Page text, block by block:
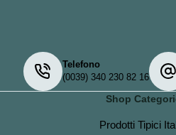
Telefono
(0039) 340 230 82 16
Shop
Prodotti Tipici